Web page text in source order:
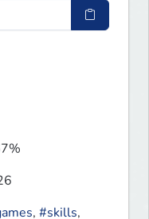
, #skills,